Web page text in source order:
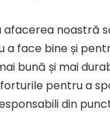
noastră
face bine și
bună și mai
pentru a
din